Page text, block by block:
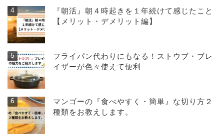
『朝活』朝４時起きを１年続けて感じたこと
【メリット・デメリット編】
フライパン代わりにもなる！ストウブ・ブレ
イザーが色々使えて便利
マンゴーの『食べやすく・簡単』な切り方２
種類をお教えします。